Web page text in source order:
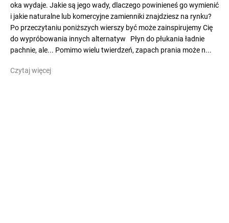
oka wydaje. Jakie są jego wady, dlaczego powinieneś go wymienić
i jakie naturalne lub komercyjne zamienniki znajdziesz na rynku?
Po przeczytaniu poniższych wierszy być może zainspirujemy Cię
do wypróbowania innych alternatyw Płyn do płukania ładnie
pachnie, ale... Pomimo wielu twierdzeń, zapach prania może n...
Czytaj więcej